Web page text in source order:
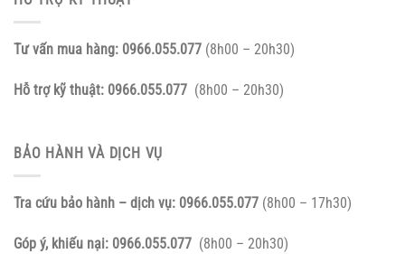
Tư vấn mua hàng: 0966.055.077 (8h00 – 20h30)
Hỗ trợ kỹ thuật: 0966.055.077 (8h00 – 20h30)
BẢO HÀNH VÀ DỊCH VỤ
Tra cứu bảo hành – dịch vụ: 0966.055.077 (8h00 – 17h30)
Góp ý, khiếu nại: 0966.055.077 (8h00 – 20h30)